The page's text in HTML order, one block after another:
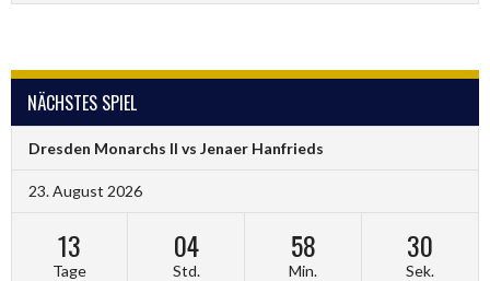
NÄCHSTES SPIEL
Dresden Monarchs II vs Jenaer Hanfrieds
23. August 2026
13
Tage
04
Std.
58
Min.
30
Sek.